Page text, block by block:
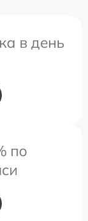
в день
по